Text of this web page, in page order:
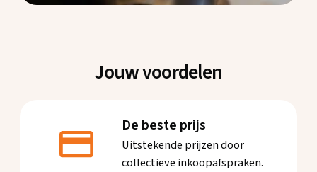
Jouw voordelen
De beste prijs
Uitstekende prijzen door
collectieve inkoopafspraken.